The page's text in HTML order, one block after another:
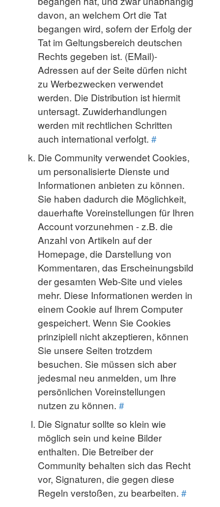
davon, an welchem Ort die Tat
begangen wird, sofern der Erfolg der
Tat im Geltungsbereich deutschen
Rechts gegeben ist. (EMail)-
Adressen auf der Seite dürfen nicht
zu Werbezwecken verwendet
werden. Die Distribution ist hiermit
untersagt. Zuwiderhandlungen
werden mit rechtlichen Schritten
auch international verfolgt. #
Die Community verwendet Cookies,
um personalisierte Dienste und
Informationen anbieten zu können.
Sie haben dadurch die Möglichkeit,
dauerhafte Voreinstellungen für Ihren
Account vorzunehmen - z.B. die
Anzahl von Artikeln auf der
Homepage, die Darstellung von
Kommentaren, das Erscheinungsbild
der gesamten Web-Site und vieles
mehr. Diese Informationen werden in
einem Cookie auf Ihrem Computer
gespeichert. Wenn Sie Cookies
prinzipiell nicht akzeptieren, können
Sie unsere Seiten trotzdem
besuchen. Sie müssen sich aber
jedesmal neu anmelden, um Ihre
persönlichen Voreinstellungen
nutzen zu können. #
Die Signatur sollte so klein wie
möglich sein und keine Bilder
enthalten. Die Betreiber der
Community behalten sich das Recht
vor, Signaturen, die gegen diese
Regeln verstoßen, zu bearbeiten. #